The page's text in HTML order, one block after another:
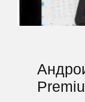
Explay
Flycat